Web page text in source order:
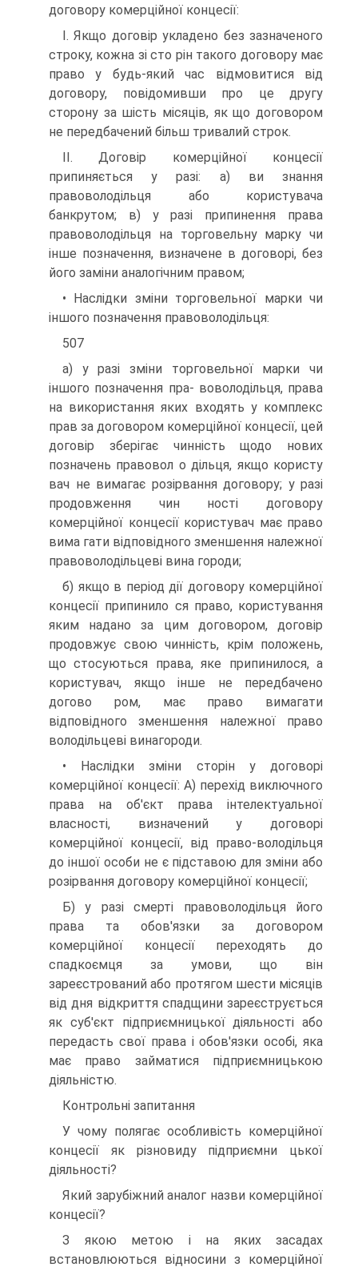
договору комерційної концесії:
I. Якщо договір укладено без зазначеного
строку, кожна зі сто рін такого договору має
право у будь-який час відмовитися від
договору, повідомивши про це другу
сторону за шість місяців, як що договором
не передбачений більш тривалий строк.
II. Договір комерційної концесії
припиняється у разі: а) ви знання
правоволодільця або користувача
банкрутом; в) у разі припинення права
правоволодільця на торговельну марку чи
інше позначення, визначене в договорі, без
його заміни аналогічним правом;
• Наслідки зміни торговельної марки чи
іншого позначення правоволодільця:
507
а) у разі зміни торговельної марки чи
іншого позначення пра- воволодільця, права
на використання яких входять у комплекс
прав за договором комерційної концесії, цей
договір зберігає чинність щодо нових
позначень правовол о дільця, якщо користу
вач не вимагає розірвання договору; у разі
продовження чин ності договору
комерційної концесії користувач має право
вима гати відповідного зменшення належної
правоволодільцеві вина городи;
б) якщо в період дії договору комерційної
концесії припинило ся право, користування
яким надано за цим договором, договір
продовжує свою чинність, крім положень,
що стосуються права, яке припинилося, а
користувач, якщо інше не передбачено
догово ром, має право вимагати
відповідного зменшення належної право
володільцеві винагороди.
• Наслідки зміни сторін у договорі
комерційної концесії: А) перехід виключного
права на об'єкт права інтелектуальної
власності, визначений у договорі
комерційної концесії, від право-володільця
до іншої особи не є підставою для зміни або
розірвання договору комерційної концесії;
Б) у разі смерті правоволодільця його
права та обов'язки за договором
комерційної концесії переходять до
спадкоємця за умови, що він
зареєстрований або протягом шести місяців
від дня відкриття спадщини зареєструється
як суб'єкт підприємницької діяльності або
передасть свої права і обов'язки особі, яка
має право займатися підприємницькою
діяльністю.
Контрольні запитання
У чому полягає особливість комерційної
концесії як різновиду підприємни цької
діяльності?
Який зарубіжний аналог назви комерційної
концесії?
З якою метою і на яких засадах
встановлюються відносини з комерційної